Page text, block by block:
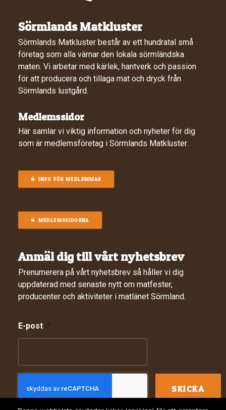
Sörmlands Matkluster
Sörmlands Matkluster består av ett hundratal små
företag som alla värnar den lokala sörmländska
maten. Vi arbetar med kärlek, hantverk och passion
för att producera och tillaga mat och dryck från
Sörmlands lustgård.
Medlemssidor
Här samlar vi viktig information och nyheter för dig
som är medlemsföretag i Sörmlands Matkluster.
INFO FÖR MEDLEMMAR
MEDLEMSSIDORNA
Anmäl dig till vårt nyhetsbrev
Prenumerera på vårt nyhetsbrev så håller vi dig
uppdaterad med senaste nytt om matfester,
producenter och aktiviteter i matlänet Sörmland.
E-post *